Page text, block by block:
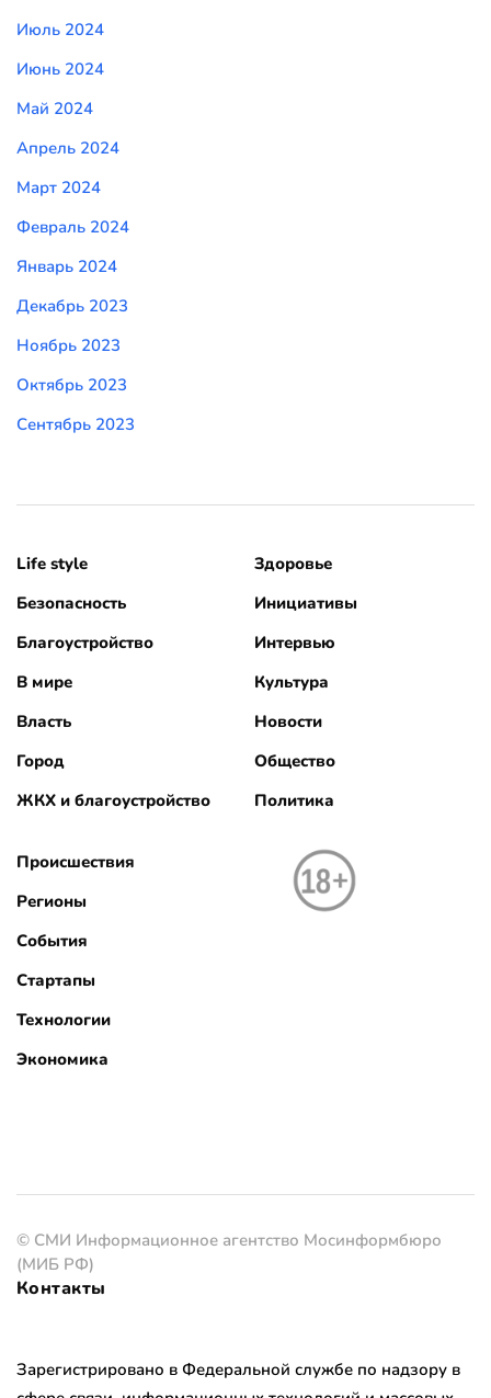
Июль 2024
Июнь 2024
Май 2024
Апрель 2024
Март 2024
Февраль 2024
Январь 2024
Декабрь 2023
Ноябрь 2023
Октябрь 2023
Сентябрь 2023
Life style
Безопасность
Благоустройство
В мире
Власть
Город
ЖКХ и благоустройство
Здоровье
Инициативы
Интервью
Культура
Новости
Общество
Политика
Происшествия
Регионы
События
Стартапы
Технологии
Экономика
© СМИ Информационное агентство Мосинформбюро
(МИБ РФ)
Контакты
Зарегистрировано в Федеральной службе по надзору в